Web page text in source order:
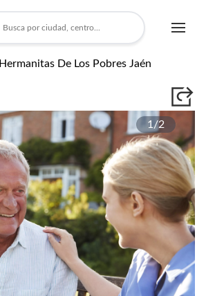
Hermanitas De Los Pobres Jaén
1/2